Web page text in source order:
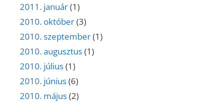
2011. január(1)
2010. október(3)
2010. szeptember(1)
2010. augusztus(1)
2010. július(1)
2010. június(6)
2010. május(2)